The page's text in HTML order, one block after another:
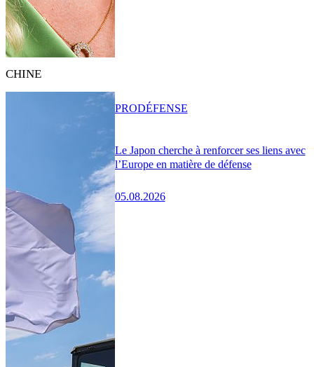
CHINE
Le Japon cherche à renforcer ses liens avec
l’Europe en matière de défense
05.08.2026
PRODÉFENSE